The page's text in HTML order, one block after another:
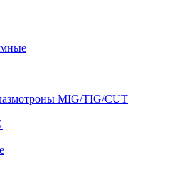
MIG/TIG/CUT